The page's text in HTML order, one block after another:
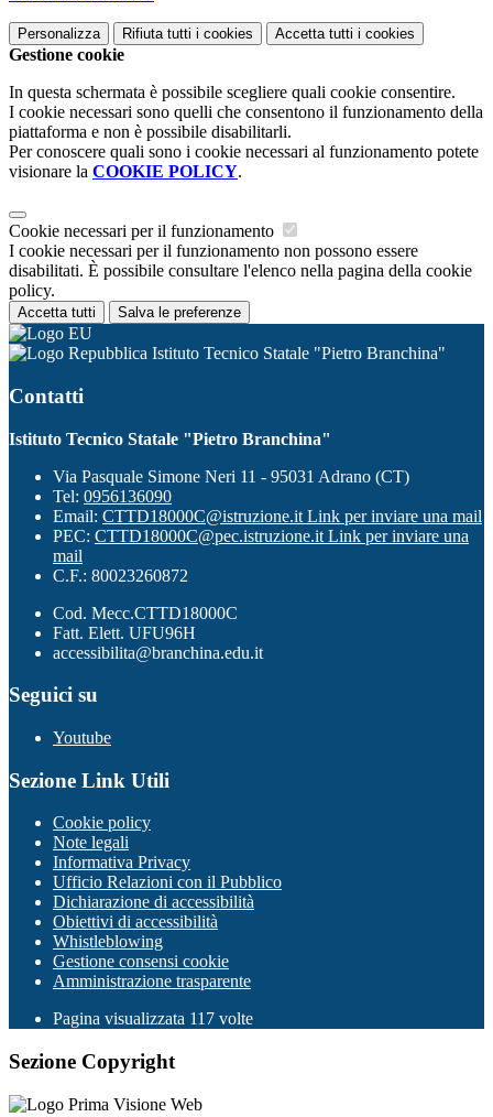
Personalizza Rifiuta tutti i cookies Accetta tutti i cookies
Gestione cookie
In questa schermata è possibile scegliere quali cookie consentire.
I cookie necessari sono quelli che consentono il funzionamento della
piattaforma e non è possibile disabilitarli.
Per conoscere quali sono i cookie necessari al funzionamento potete
visionare la COOKIE POLICY.
Cookie necessari per il funzionamento
I cookie necessari per il funzionamento non possono essere
disabilitati. È possibile consultare l'elenco nella pagina della cookie
policy.
Accetta tutti Salva le preferenze
Istituto Tecnico Statale "Pietro Branchina"
Contatti
Istituto Tecnico Statale "Pietro Branchina"
Via Pasquale Simone Neri 11 - 95031 Adrano (CT)
Tel: 0956136090
Email: CTTD18000C@istruzione.it Link per inviare una mail
PEC: CTTD18000C@pec.istruzione.it Link per inviare una
mail
C.F.: 80023260872
Cod. Mecc.CTTD18000C
Fatt. Elett. UFU96H
accessibilita@branchina.edu.it
Seguici su
Youtube
Sezione Link Utili
Cookie policy
Note legali
Informativa Privacy
Ufficio Relazioni con il Pubblico
Dichiarazione di accessibilità
Obiettivi di accessibilità
Whistleblowing
Gestione consensi cookie
Amministrazione trasparente
Pagina visualizzata 117 volte
Sezione Copyright